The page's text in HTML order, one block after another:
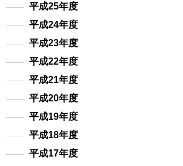
平成25年度
平成24年度
平成23年度
平成22年度
平成21年度
平成20年度
平成19年度
平成18年度
平成17年度